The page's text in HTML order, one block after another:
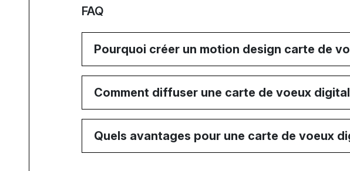
FAQ
Pourquoi créer un motion design carte de
Comment diffuser une carte de voeux
Quels avantages pour une carte de voeux